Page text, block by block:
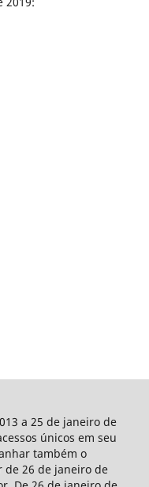
a 25 de janeiro de
únicos em seu
também o
de 26 de janeiro de